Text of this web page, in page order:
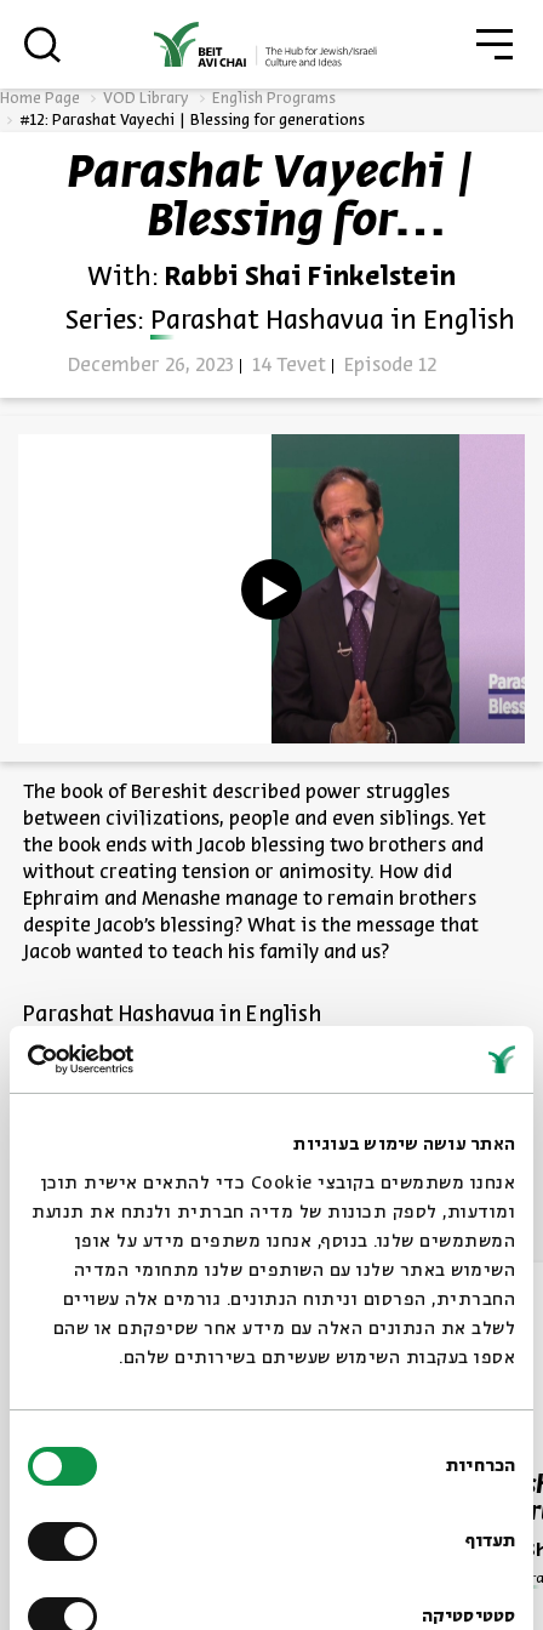
האתר עושה שימוש בעוגיות
אנחנו משתמשים בקובצי Cookie כדי להתאים אישית תוכן
ומודעות, לספק תכונות של מדיה חברתית ולנתח את תנועת
המשתמשים שלנו. בנוסף, אנחנו משתפים מידע על אופן
השימוש באתר שלנו עם השותפים שלנו מתחומי המדיה
החברתית, הפרסום וניתוח הנתונים. גורמים אלה עשויים
לשלב את הנתונים האלה עם מידע אחר שסיפקתם או שהם
אספו בעקבות השימוש שעשיתם בשירותים שלהם.
הסכמה
הכרחיות
תעדוף
סטטיסטיקה
Home Page VOD Library
English Programs
#12: Parashat Vayechi | Blessing for generations
Parashat Vayechi |
Blessing for
generations
With: Rabbi Shai Finkelstein
Series: Parashat Hashavua in English
December 26, 2023 14 Tevet Episode 12
The book of Bereshit described power struggles
between civilizations, people and even siblings. Yet
the book ends with Jacob blessing two brothers and
without creating tension or animosity. How did
Ephraim and Menashe manage to remain brothers
despite Jacob's blessing? What is the message that
Jacob wanted to teach his family and us?
Parashat Hashavua in English
Sources
Share
Other episodes in the series
Parashat Beha’alotcha – The
Rabbi Shai Finkelstein Rabbi
Always be in the know about
BEIT AVI CHAI’s programs!